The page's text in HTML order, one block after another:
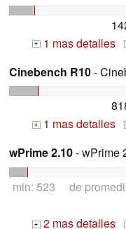
+ 1 mas detalles
Cinebench R10-
+ 1 mas detalles
wPrime 2.10- wPrime
min: 523 de
+ 2 mas detalles